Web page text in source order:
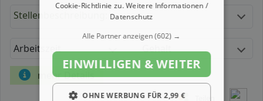
Stellenbeschreibung:
Arbeitszeit Gehalt
mehr Details
Cookie-Richtlinie zu.Weitere Informationen /
Datenschutz
Alle Partner anzeigen(602) →
EINWILLIGEN & WEITER
OHNE WERBUNG FÜR 2,99 €